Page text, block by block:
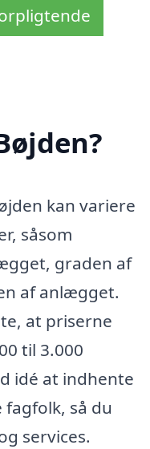
kan variere
såsom
graden af
af ​​anlægget.
at priserne
til 3.000
idé at indhente
så du
services.